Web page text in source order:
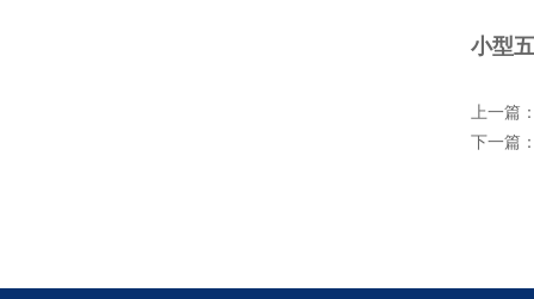
小型
上一篇
下一篇